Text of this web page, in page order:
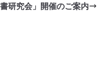
研究会」開催のご案内